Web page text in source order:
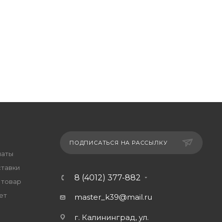
ПОДПИСАТЬСЯ НА РАССЫЛКУ
8 (4012) 377-882
master_k39@mail.ru
г. Калининград, ул.